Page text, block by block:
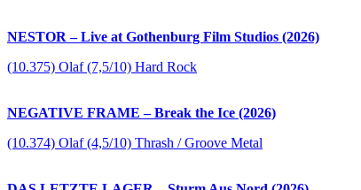
NESTOR – Live at Gothenburg Film Studios (2026)
(10.375) Olaf (7,5/10) Hard Rock
NEGATIVE FRAME – Break the Ice (2026)
(10.374) Olaf (4,5/10) Thrash / Groove Metal